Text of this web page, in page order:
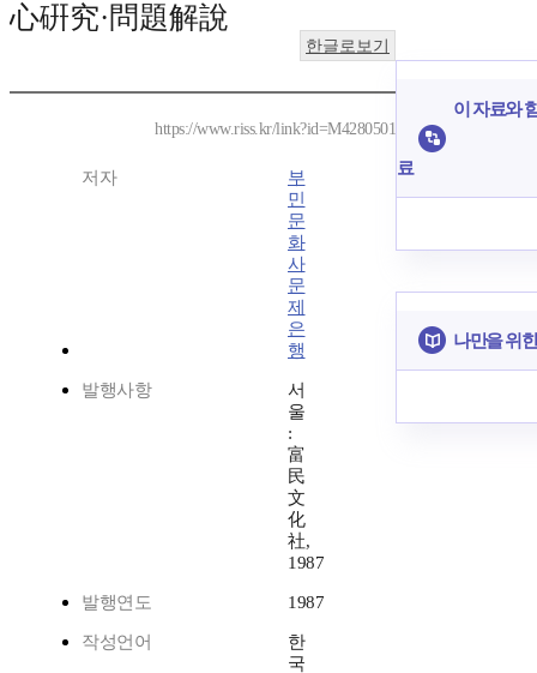
心硏究·問題解說
한글로보기
https://www.riss.kr/link?id=M4280501
저자
부
민
문
화
사
문
제
은
행
발행사항
서
울
:
富
民
文
化
社,
1987
발행연도 1987
작성언어
한
국
이 자료와
료
나만을 위